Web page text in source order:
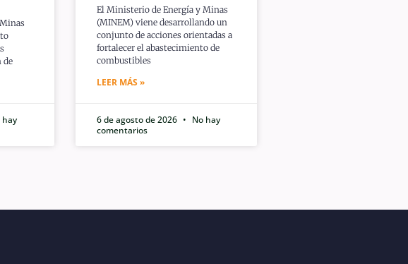
de
hay
El Ministerio de Energía y Minas
(MINEM) viene desarrollando un
conjunto de acciones orientadas a
fortalecer el abastecimiento de
combustibles
LEER MÁS »
6 de agosto de 2026
No hay
comentarios